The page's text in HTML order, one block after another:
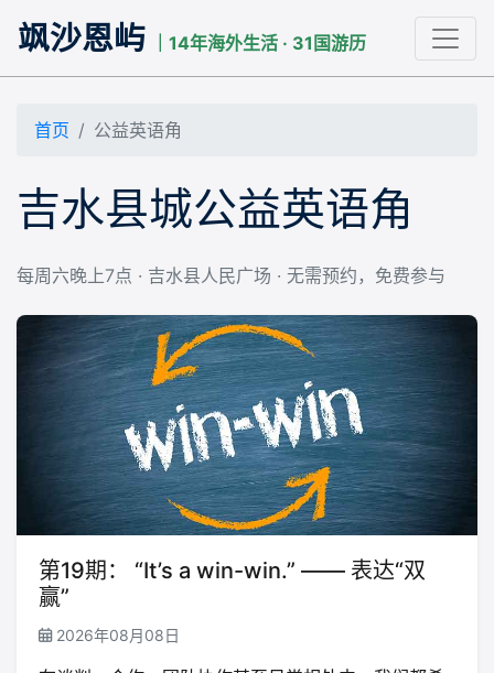
飒沙恩屿 ｜14年海外生活 · 31国游历
首页 公益英语角
吉水县城公益英语角
每周六晚上7点 · 吉水县人民广场 · 无需预约，免费参与
第19期： “It’s a win-win.” —— 表达“双
赢”
2026年08月08日